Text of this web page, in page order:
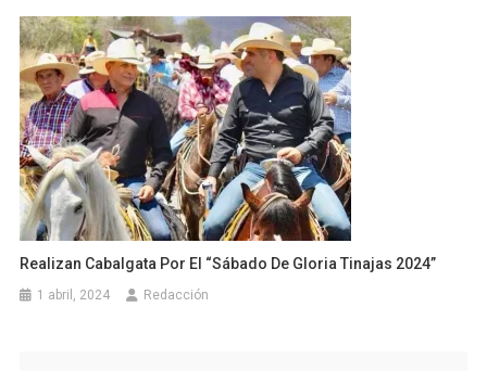
Realizan Cabalgata Por El “Sábado De Gloria Tinajas 2024”
1 abril, 2024 Redacción